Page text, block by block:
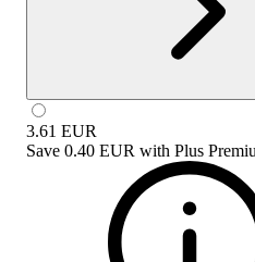
3.61 EUR
Save 0.40 EUR with Plus